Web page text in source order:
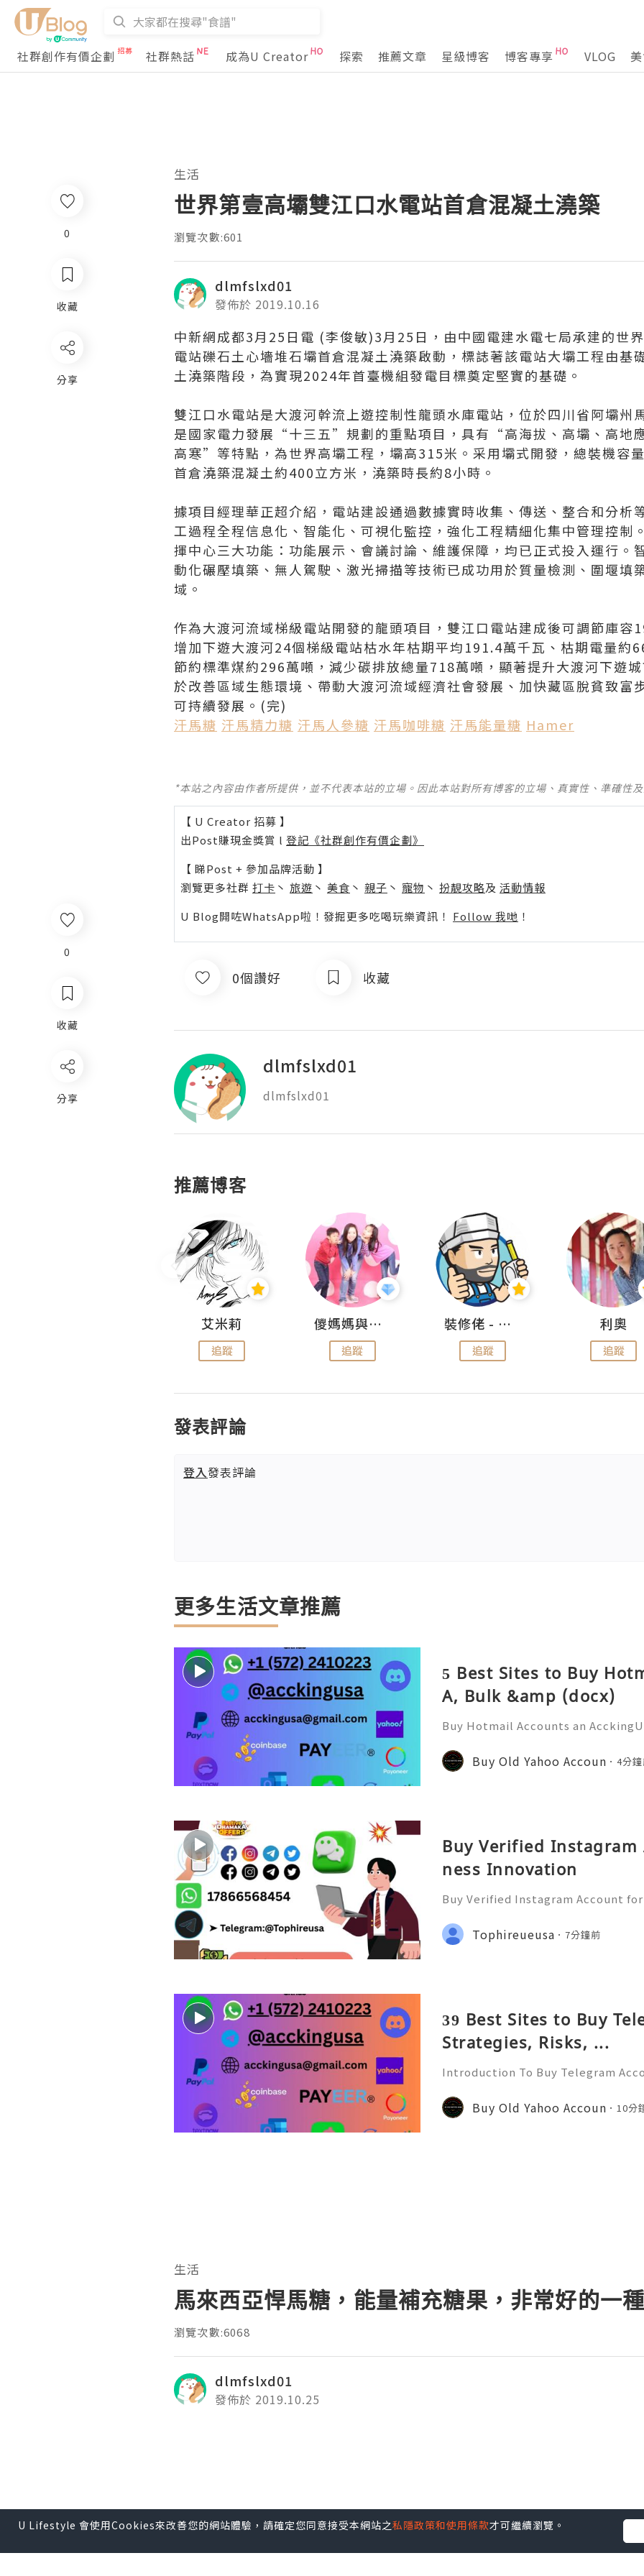
社群創作有價企劃 社群熱話 成為U Creator 探索 推薦文章 星級博客 博客專享 VLOG
0
收藏
分享
生活
世界第壹高壩雙江口水電站首倉混凝土澆築
瀏覽次數:601
dlmfslxd01
發佈於 2019.10.16
中新網成都3月25日電 (李俊敏)3月25日，由中國電建水電七局承建的世
電站礫石土心墻堆石壩首倉混凝土澆築啟動，標誌著該電站大壩工程由基
土澆築階段，為實現2024年首臺機組發電目標奠定堅實的基礎。
雙江口水電站是大渡河幹流上遊控制性龍頭水庫電站，位於四川省阿壩州
是國家電力發展“十三五”規劃的重點項目，具有“高海拔、高壩、高地
高寒”等特點，為世界高壩工程，壩高315米。采用壩式開發，總裝機容
首倉澆築混凝土約400立方米，澆築時長約8小時。
據項目經理華正超介紹，電站建設通過數據實時收集、傳送、整合和分析
工過程全程信息化、智能化、可視化監控，強化工程精細化集中管理控制
揮中心三大功能：功能展示、會議討論、維護保障，均已正式投入運行。
動化碾壓填築、無人駕駛、激光掃描等技術已成功用於質量檢測、圍堰填
域。
作為大渡河流域梯級電站開發的龍頭項目，雙江口電站建成後可調節庫容
增加下遊大渡河24個梯級電站枯水年枯期平均191.4萬千瓦、枯期電量約
節約標準煤約296萬噸，減少碳排放總量718萬噸，顯著提升大渡河下遊
於改善區域生態環境、帶動大渡河流域經濟社會發展、加快藏區脫貧致富
可持續發展。(完)
汗馬糖 汗馬精力糖 汗馬人參糖 汗馬咖啡糖 汗馬能量糖 Hamer
*本站之內容由作者所提供，並不代表本站的立場。因此本站對所有博客的立場、真實性、準確性
【 U Creator 招募 】
出Post賺現金獎賞 l 登記《社群創作有價企劃》
【 睇Post + 參加品牌活動 】
瀏覽更多社群 打卡 丶 旅遊 丶 美食 丶 親子 丶 寵物 丶 扮靚攻略及 活動情報
U Blog開咗WhatsApp啦！發掘更多吃喝玩樂資訊！ Follow 我哋 ！
0個讚好 收藏
dlmfslxd01
dlmfslxd01
推薦博客
艾米莉
追蹤
儍媽媽與兩隻小魔怪之家
追蹤
裝修佬 - 香港一站式網上裝修平台
追蹤
利奧
追蹤
發表評論
登入發表評論
更多生活文章推薦
5 Best Sites to Buy
A, Bulk &amp (docx)
Buy Hotmail Accounts an
core part of online activity. While
ble, AcckingUSA.com Hotmai
Buy Old Yahoo Accoun 4分
Buy Verified
ness Innovation
Buy Verified Instagram Account
usinesses looking to build brand
ustomers, and create stron
Tophireueusa 7分鐘前
39 Best Sites to Buy
Strategies, Risks, ...
Introduction To Buy Telegram
l role in connecting people,
mong these platforms, Tele
Buy Old Yahoo Accoun 10分
0
收藏
分享
生活
馬來西亞悍馬糖，能量補充糖果，非常好的一
瀏覽次數:6068
dlmfslxd01
發佈於 2019.10.25
U Lifestyle 會使用Cookies來改善您的網站體驗，請確定您同意接受本網站之私隱政策和使用條款才可繼續瀏覽。